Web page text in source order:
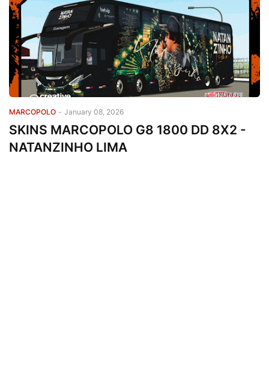
MARCOPOLO - January 08, 2026
SKINS MARCOPOLO G8 1800 DD 8X2 -
NATANZINHO LIMA